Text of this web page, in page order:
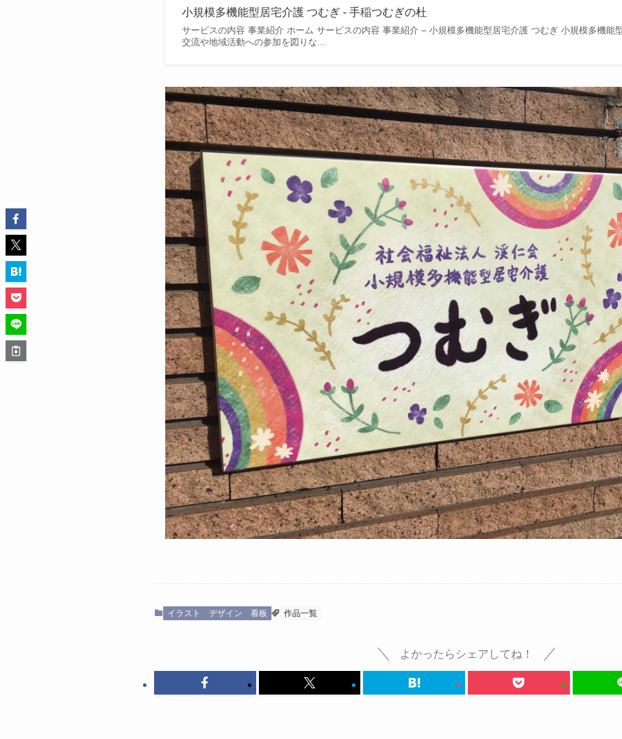
小規模多機能型居宅介護 つむぎ - 手稲つむぎの杜
サービスの内容 事業紹介 ホーム サービスの内容 事業紹介 – 小規模多機能型居宅介護 つむぎ 小規模多機能
交流や地域活動への参加を図りな...
イラスト デザイン 看板 作品一覧
よかったらシェアしてね！